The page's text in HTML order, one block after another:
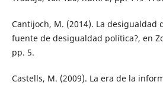
Cantijoch, M. (2014). La desigualdad
fuente de desigualdad política?, en
pp. 5.
Castells, M. (2009). La era de la